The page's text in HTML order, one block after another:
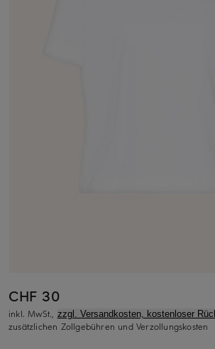
CHF 30
inkl. MwSt., zzgl. Versandkosten, kostenloser
zusätzlichen Zollgebühren und Verzollungskosten